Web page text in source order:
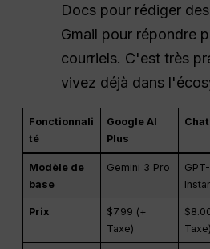
Docs pour rédiger
Gmail pour répondre
courriels. C'est très
vivez déjà dans
Fonctionnali
té
Google AI
Plus
Modèle de
base
Gemini 3 Pro
Prix
$7.99 (+
Taxe)
Taxe)